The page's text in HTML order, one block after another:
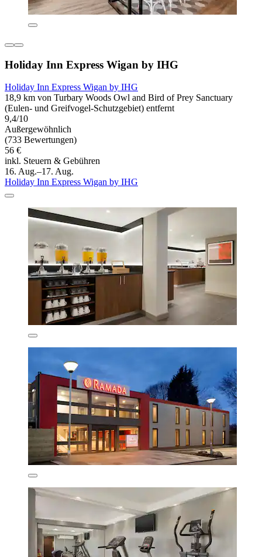
Holiday Inn Express Wigan by IHG
Holiday Inn Express Wigan by IHG
18,9 km von Turbary Woods Owl and Bird of Prey Sanctuary
(Eulen- und Greifvogel-Schutzgebiet) entfernt
9,4/10
Außergewöhnlich
(733 Bewertungen)
56 €
inkl. Steuern & Gebühren
16. Aug.–17. Aug.
Holiday Inn Express Wigan by IHG